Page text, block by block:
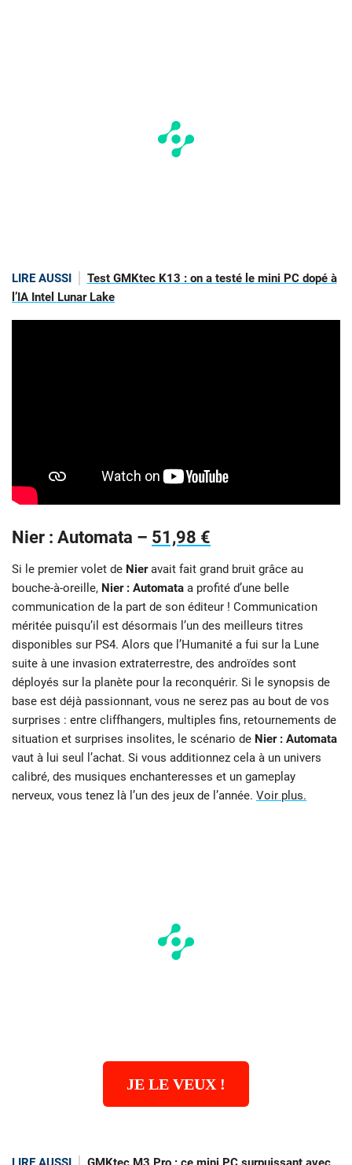
LIRE AUSSI
Test GMKtec K13 : on a testé le mini PC dopé à
l’IA Intel Lunar Lake
Nier : Automata – 51,98 €
Si le premier volet de Nieravait fait grand bruit grâce au
bouche-à-oreille, Nier : Automata a profité d’une belle
communication de la part de son éditeur ! Communication
méritée puisqu’il est désormais l’un des meilleurs titres
disponibles sur PS4. Alors que l’Humanité a fui sur la Lune
suite à une invasion extraterrestre, des androïdes sont
déployés sur la planète pour la reconquérir. Si le synopsis de
base est déjà passionnant, vous ne serez pas au bout de vos
surprises : entre cliffhangers, multiples fins, retournements de
situation et surprises insolites, le scénario de Nier : Automata
vaut à lui seul l’achat. Si vous additionnez cela à un univers
calibré, des musiques enchanteresses et un gameplay
nerveux, vous tenez là l’un des jeux de l’année. Voir plus.
JE LE VEUX !